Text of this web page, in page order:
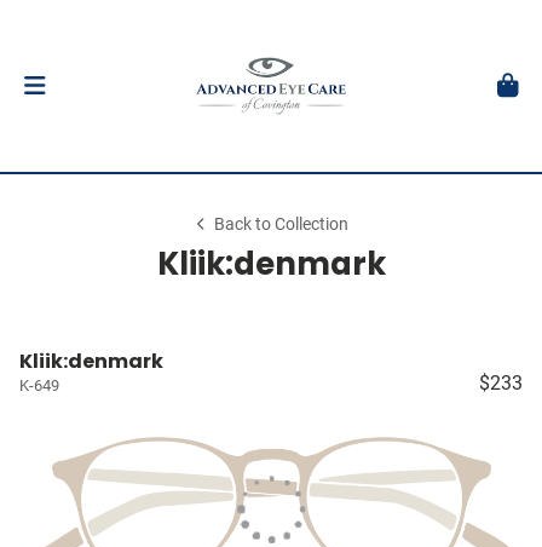
Back to Collection
Kliik:denmark
Kliik:denmark
K-649 $233